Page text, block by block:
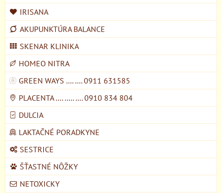
IRISANA
AKUPUNKTÚRA BALANCE
SKENAR KLINIKA
HOMEO NITRA
GREEN WAYS .... .... 0911 631585
PLACENTA .... ..... .... 0910 834 804
DULCIA
LAKTAČNÉ PORADKYNE
SESTRICE
ŠŤASTNÉ NÔŽKY
NETOXICKY